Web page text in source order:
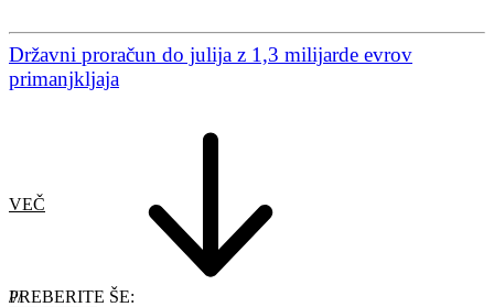
Državni proračun do julija z 1,3 milijarde evrov
primanjkljaja
VEČ
PREBERITE ŠE: